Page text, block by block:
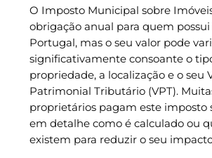
O Imposto Municipal sobre
obrigação anual para quem
Portugal, mas o seu valor pode
significativamente consoante o
propriedade, a localização e o seu
Patrimonial Tributário (VPT).
proprietários pagam este imposto
em detalhe como é calculado ou
existem para reduzir o seu